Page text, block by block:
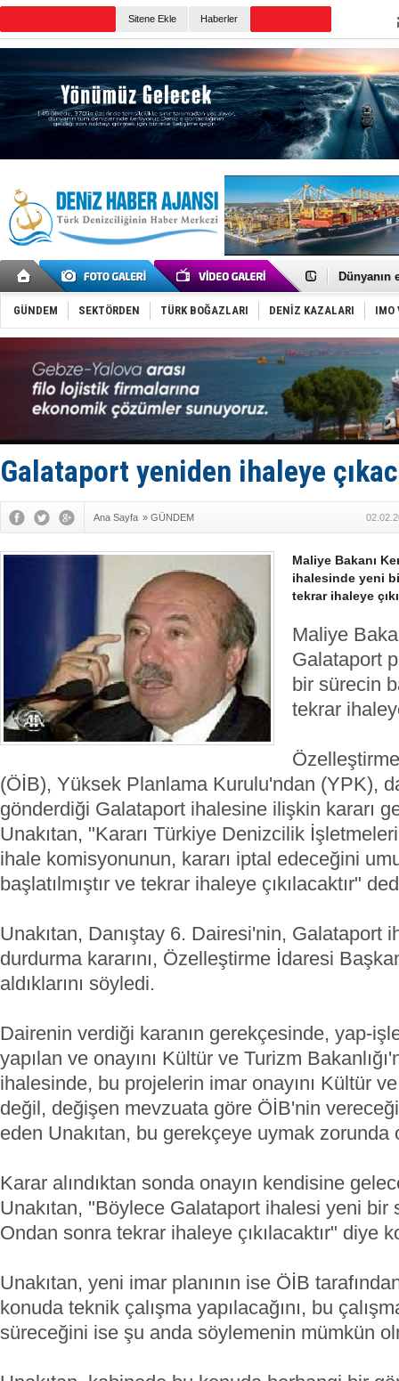
Sitene Ekle Haberler
SOCAR
Keşfedildi:
D-Marin,
Van’da
ASEAN ilk
TAYK -
İstanbul
Tersane
FESCO,
GÜNDEM SEKTÖRDEN TÜRK BOĞAZLARI DENİZ KAZALARI IMO
Galataport yeniden ihaleye
Ana Sayfa » GÜNDEM
Maliye Bakanı
ihalesinde yeni
tekrar ihaleye
Maliye
Galataport
bir sürecin
tekrar
(ÖİB), Yüksek Planlama Kurulu'ndan (YPK),
gönderdiği Galataport ihalesine ilişkin kararı
Unakıtan, "Kararı Türkiye Denizcilik
ihale komisyonunun, kararı iptal edeceğini
başlatılmıştır ve tekrar ihaleye çıkılacaktır"
Unakıtan, Danıştay 6. Dairesi'nin, Galataport
durdurma kararını, Özelleştirme İdaresi
aldıklarını söyledi.
Dairenin verdiği karanın gerekçesinde, yap-
yapılan ve onayını Kültür ve Turizm
ihalesinde, bu projelerin imar onayını Kültür ve
değil, değişen mevzuata göre ÖİB'nin
eden Unakıtan, bu gerekçeye uymak zorunda
Karar alındıktan sonda onayın kendisine
Unakıtan, "Böylece Galataport ihalesi yeni bir
Ondan sonra tekrar ihaleye çıkılacaktır" diye
Unakıtan, yeni imar planının ise ÖİB
konuda teknik çalışma yapılacağını, bu
süreceğini ise şu anda söylemenin mümkün